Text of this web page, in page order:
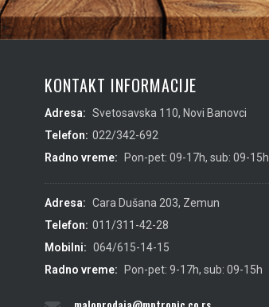
KONTAKT INFORMACIJE
Adresa: Svetosavska 110, Novi Banovci
Telefon: 022/342-692
Radno vreme:
Pon-pet: 09-17h, sub: 09-15h
Adresa: Cara Dušana 203, Zemun
Telefon: 011/311-42-28
Mobilni: 064/615-14-15
Radno vreme:
Pon-pet: 9-17h, sub: 09-15h